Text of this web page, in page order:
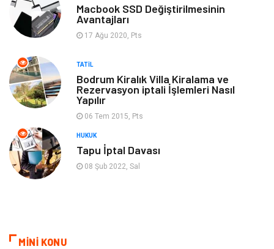
Turizm Spor Malzemeleri
Hediyelik Eşya
oyun alanları
Blogroll
Cruise
Güzellik
Macbook SSD Değiştirilmesinin
Avantajları
17 Ağu 2020, Pts
TATIL
Bodrum Kiralık Villa Kiralama ve
Rezervasyon iptali İşlemleri Nasıl
Yapılır
06 Tem 2015, Pts
HUKUK
Tapu İptal Davası
08 Şub 2022, Sal
MİNİ KONU